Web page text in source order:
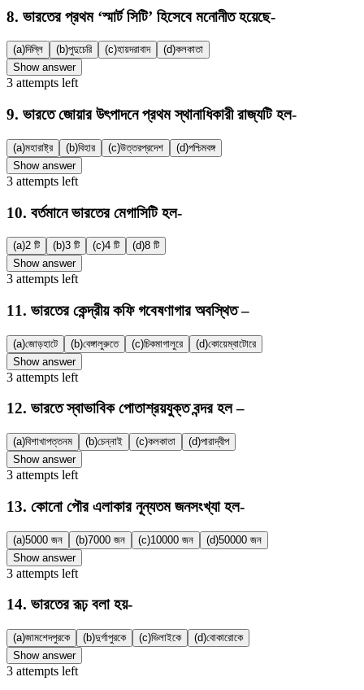
8. ভারতের প্রথম ‘স্মার্ট সিটি’ হিসেবে মনোনীত হয়েছে-
(a)দিল্লি (b)পুদুচেরি (c)হায়দরাবাদ (d)কলকাতা
Show answer
3 attempts left
9. ভারতে জোয়ার উৎপাদনে প্রথম স্থানাধিকারী রাজ্যটি হল-
(a)মহারাষ্ট্র (b)বিহার (c)উত্তরপ্রদেশ (d)পশ্চিমবঙ্গ
Show answer
3 attempts left
10. বর্তমানে ভারতের মেগাসিটি হল-
(a)2 টি (b)3 টি (c)4 টি (d)8 টি
Show answer
3 attempts left
11. ভারতের কেন্দ্রীয় কফি গবেষণাগার অবস্থিত –
(a)জোড়হাটে (b)বেঙ্গালুরুতে (c)চিকমাগালুরে (d)কোয়েম্বাটোরে
Show answer
3 attempts left
12. ভারতে স্বাভাবিক পোতাশ্রয়যুক্ত বন্দর হল –
(a)বিশাখাপত্তনম (b)চেন্নাই (c)কলকাতা (d)পারাদ্বীপ
Show answer
3 attempts left
13. কোনো পৌর এলাকার নূন্যতম জনসংখ্যা হল-
(a)5000 জন (b)7000 জন (c)10000 জন (d)50000 জন
Show answer
3 attempts left
14. ভারতের রূঢ় বলা হয়-
(a)জামশেদপুরকে (b)দুর্গাপুরকে (c)ভিলাইকে (d)বোকারোকে
Show answer
3 attempts left